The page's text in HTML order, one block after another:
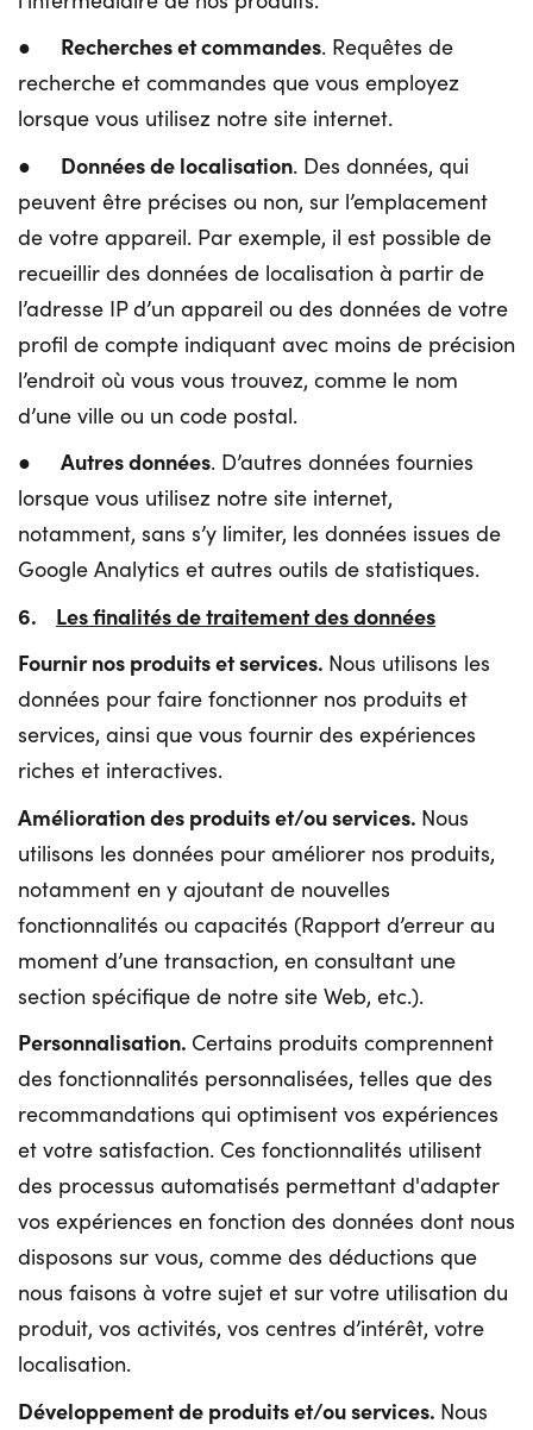
● Recherches et commandes. Requêtes de
recherche et commandes que vous employez
lorsque vous utilisez notre site internet.
● Données de localisation. Des données, qui
peuvent être précises ou non, sur l’emplacement
de votre appareil. Par exemple, il est possible de
recueillir des données de localisation à partir de
l’adresse IP d’un appareil ou des données de votre
profil de compte indiquant avec moins de précision
l’endroit où vous vous trouvez, comme le nom
d’une ville ou un code postal.
● Autres données. D’autres données fournies
lorsque vous utilisez notre site internet,
notamment, sans s’y limiter, les données issues de
Google Analytics et autres outils de statistiques.
6. Les finalités de traitement des données
Fournir nos produits et services. Nous utilisons les
données pour faire fonctionner nos produits et
services, ainsi que vous fournir des expériences
riches et interactives.
Amélioration des produits et/ou services. Nous
utilisons les données pour améliorer nos produits,
notamment en y ajoutant de nouvelles
fonctionnalités ou capacités (Rapport d’erreur au
moment d’une transaction, en consultant une
section spécifique de notre site Web, etc.).
Personnalisation. Certains produits comprennent
des fonctionnalités personnalisées, telles que des
recommandations qui optimisent vos expériences
et votre satisfaction. Ces fonctionnalités utilisent
des processus automatisés permettant d'adapter
vos expériences en fonction des données dont nous
disposons sur vous, comme des déductions que
nous faisons à votre sujet et sur votre utilisation du
produit, vos activités, vos centres d’intérêt, votre
localisation.
Développement de produits et/ou services. Nous